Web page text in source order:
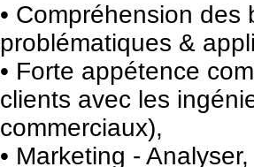
• Compréhension des
problématiques &
• Forte appétence
clients avec les
commerciaux),
• Marketing -